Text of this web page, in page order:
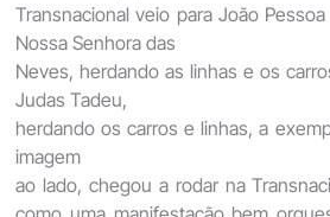
Transnacional veio para João
Nossa Senhora das
Neves, herdando as linhas e os
Judas Tadeu,
herdando os carros e linhas, a
imagem
ao lado, chegou a rodar na